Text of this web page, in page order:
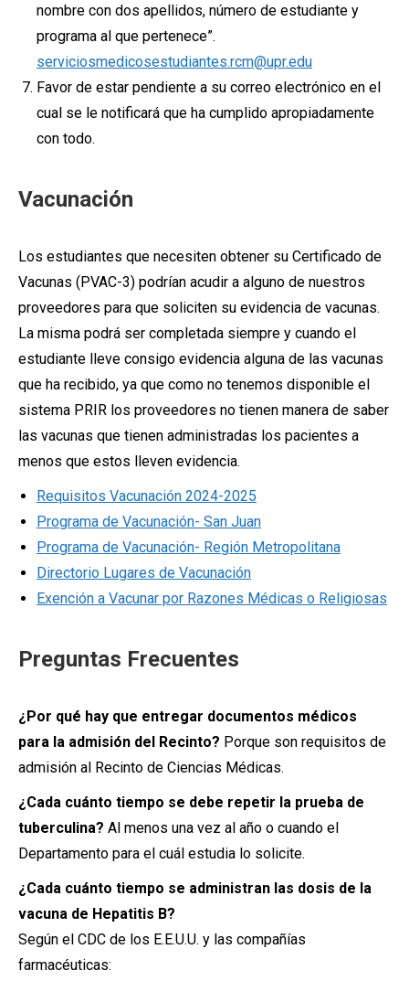
nombre con dos apellidos, número de estudiante y
programa al que pertenece”.
serviciosmedicosestudiantes.rcm@upr.edu
Favor de estar pendiente a su correo electrónico en el
cual se le notificará que ha cumplido apropiadamente
con todo.
Vacunación
Los estudiantes que necesiten obtener su Certificado de
Vacunas (PVAC-3) podrían acudir a alguno de nuestros
proveedores para que soliciten su evidencia de vacunas.
La misma podrá ser completada siempre y cuando el
estudiante lleve consigo evidencia alguna de las vacunas
que ha recibido, ya que como no tenemos disponible el
sistema PRIR los proveedores no tienen manera de saber
las vacunas que tienen administradas los pacientes a
menos que estos lleven evidencia.
Requisitos Vacunación 2024-2025
Programa de Vacunación- San Juan
Programa de Vacunación- Región Metropolitana
Directorio Lugares de Vacunación
Exención a Vacunar por Razones Médicas o Religiosas
Preguntas Frecuentes
¿Por qué hay que entregar documentos médicos
para la admisión del Recinto? Porque son requisitos de
admisión al Recinto de Ciencias Médicas.
¿Cada cuánto tiempo se debe repetir la prueba de
tuberculina? Al menos una vez al año o cuando el
Departamento para el cuál estudia lo solicite.
¿Cada cuánto tiempo se administran las dosis de la
vacuna de Hepatitis B?
Según el CDC de los E.E.U.U. y las compañías
farmacéuticas: